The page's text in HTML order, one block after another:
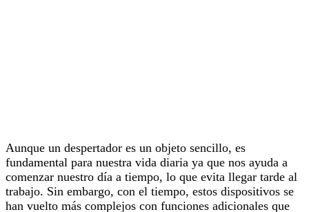
Aunque un despertador es un objeto sencillo, es
fundamental para nuestra vida diaria ya que nos ayuda a
comenzar nuestro día a tiempo, lo que evita llegar tarde al
trabajo. Sin embargo, con el tiempo, estos dispositivos se
han vuelto más complejos con funciones adicionales que